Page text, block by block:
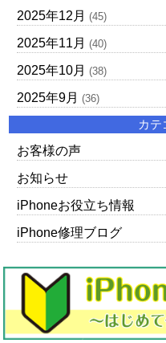
2025年12月 (45)
2025年11月 (40)
2025年10月 (38)
2025年9月 (36)
カテ
お客様の声
お知らせ
iPhoneお役立ち情報
iPhone修理ブログ